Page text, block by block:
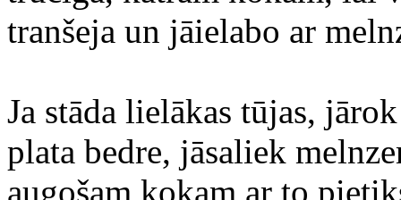
tranšeja un jāielabo ar
Ja stāda lielākas tūjas,
plata bedre, jāsaliek
augošam kokam ar to